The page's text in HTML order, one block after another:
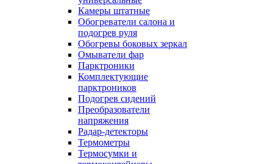
Камеры штатные
Обогреватели салона и
подогрев руля
Обогревы боковых зеркал
Омыватели фар
Парктроники
Комплектующие
парктроников
Подогрев сидений
Преобразователи
напряжения
Радар-детекторы
Термометры
Термосумки и